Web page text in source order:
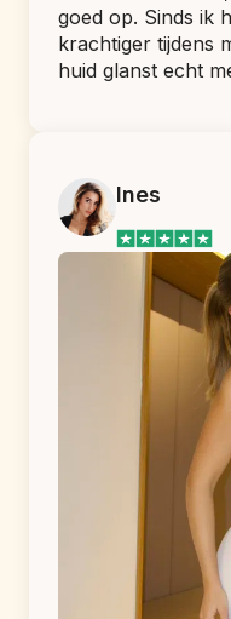
goed op. Sinds ik
krachtiger tijdens
huid glanst echt
Ines